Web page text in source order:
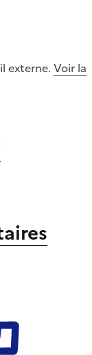
externe. Voir la